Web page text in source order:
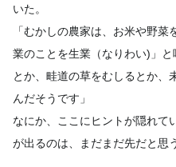
いた。
「むかしの農家は、お米や野菜
業のことを生業（なりわい)」と
とか、畦道の草をむしるとか、
んだそうです」
なにか、ここにヒントが隠れて
が出るのは、まだまだ先だと思